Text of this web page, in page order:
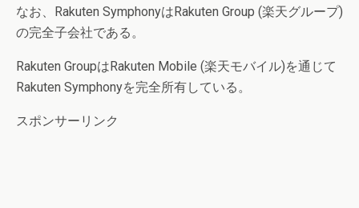
なお、Rakuten SymphonyはRakuten Group (楽天グループ)
の完全子会社である。
Rakuten GroupはRakuten Mobile (楽天モバイル)を通じて
Rakuten Symphonyを完全所有している。
スポンサーリンク